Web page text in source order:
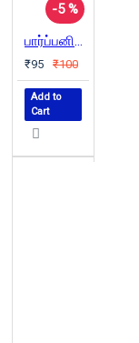
-5 %
பார்ப்பனியம் மக்கள் போராட்டம் கம்யூனிசம்
₹95 ₹100
Add to
Cart